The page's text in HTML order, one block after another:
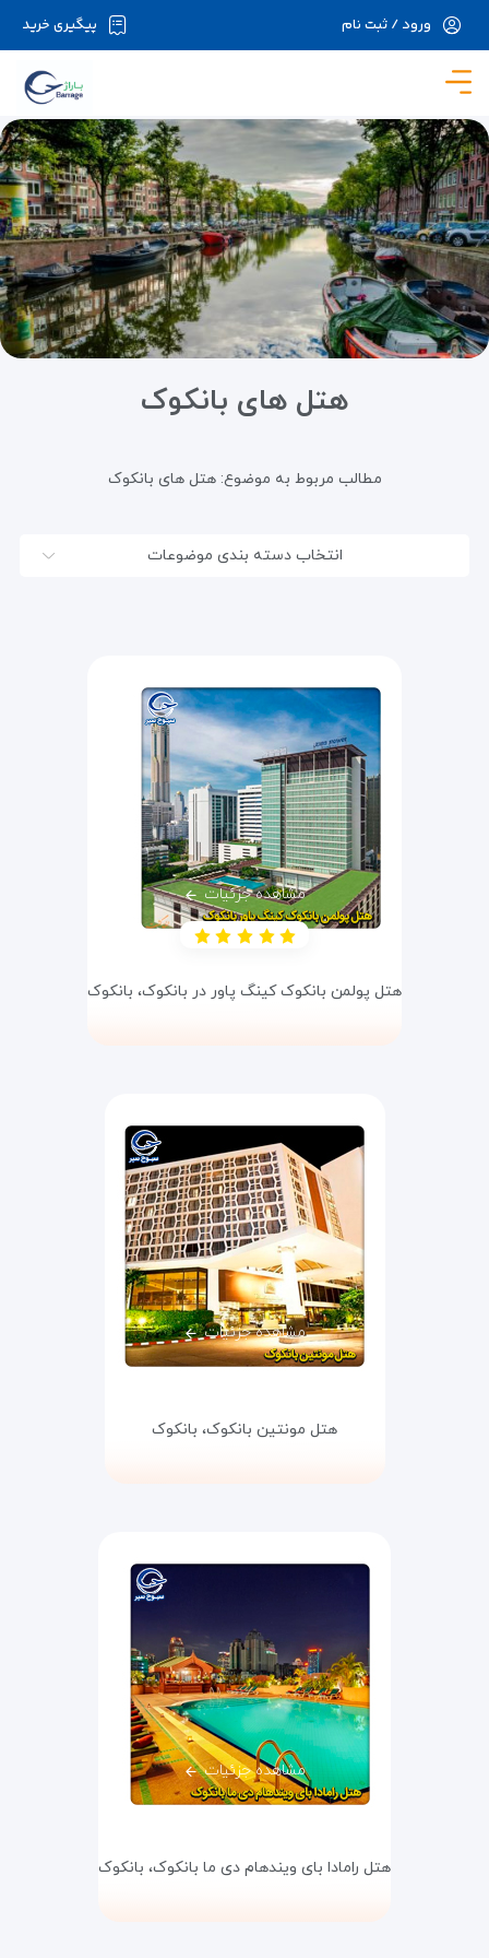
در حال حاضر ارتباط با سرور قطع می باشد لطفا
پیگیری خرید ورود / ثبت نام
هتل های بانکوک
مطالب مربوط به موضوع:هتل های بانکوک
انتخاب دسته بندی موضوعات
مشاهده جزئیات
هتل پولمن بانکوک کینگ پاور در بانکوک، بانکوک
مشاهده جزئیات
هتل مونتین بانکوک، بانکوک
مشاهده جزئیات
هتل رامادا بای ویندهام دی ما بانکوک، بانکوک